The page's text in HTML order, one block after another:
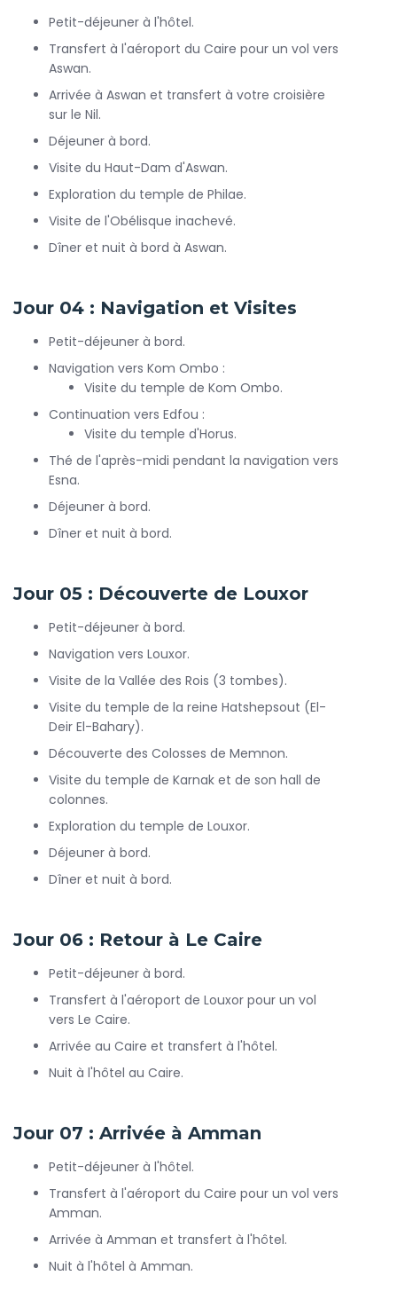
Petit-déjeuner à l'hôtel.
Transfert à l'aéroport du Caire pour un vol vers
Aswan.
Arrivée à Aswan et transfert à votre croisière
sur le Nil.
Déjeuner à bord.
Visite du Haut-Dam d'Aswan.
Exploration du temple de Philae.
Visite de l'Obélisque inachevé.
Dîner et nuit à bord à Aswan.
Jour 04 : Navigation et Visites
Petit-déjeuner à bord.
Navigation vers Kom Ombo :
Visite du temple de Kom Ombo.
Continuation vers Edfou :
Visite du temple d'Horus.
Thé de l'après-midi pendant la navigation vers
Esna.
Déjeuner à bord.
Dîner et nuit à bord.
Jour 05 : Découverte de Louxor
Petit-déjeuner à bord.
Navigation vers Louxor.
Visite de la Vallée des Rois (3 tombes).
Visite du temple de la reine Hatshepsout (El-
Deir El-Bahary).
Découverte des Colosses de Memnon.
Visite du temple de Karnak et de son hall de
colonnes.
Exploration du temple de Louxor.
Déjeuner à bord.
Dîner et nuit à bord.
Jour 06 : Retour à Le Caire
Petit-déjeuner à bord.
Transfert à l'aéroport de Louxor pour un vol
vers Le Caire.
Arrivée au Caire et transfert à l'hôtel.
Nuit à l'hôtel au Caire.
Jour 07 : Arrivée à Amman
Petit-déjeuner à l'hôtel.
Transfert à l'aéroport du Caire pour un vol vers
Amman.
Arrivée à Amman et transfert à l'hôtel.
Nuit à l'hôtel à Amman.